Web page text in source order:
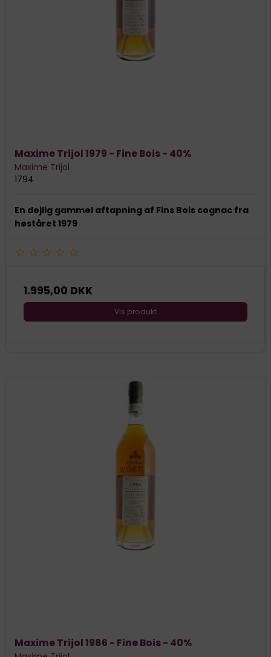
Maxime Trijol 1979 - Fine Bois - 40%
Maxime Trijol
1794
En dejlig gammel aftapning af Fins Bois cognac fra
høståret 1979
1.995,00 DKK
Vis produkt
Maxime Trijol 1986 - Fine Bois - 40%